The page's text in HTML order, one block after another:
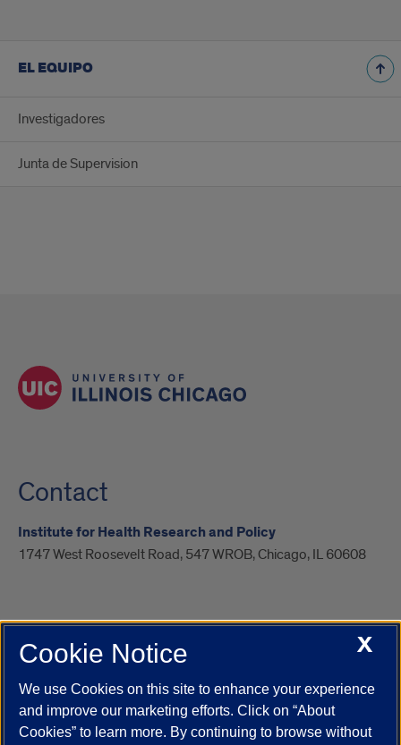
EL EQUIPO
Investigadores
Junta de Supervision
Contact
Institute for Health Research and Policy
1747 West Roosevelt Road, 547 WROB, Chicago, IL 60608
UIC.edu Academic Calendar
Campus Directory
Job Openings
Maps
UIC Safe Mobile App
UIC Today
UI Health Veterans Affairs Report a Concern
X
Cookie Notice
We use Cookies on this site to enhance your experience
and improve our marketing efforts. Click on “About
Cookies” to learn more. By continuing to browse without